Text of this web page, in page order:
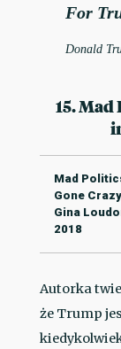
For
Donald
15.
Mad
Gone Crazy
Gina
2018
Autorka
że Trump